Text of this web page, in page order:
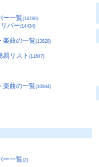
ー一覧(14780)
バー(14434)
楽曲の一覧(13828)
易リスト (11647)
楽曲の一覧(10944)
ー一覧(2)